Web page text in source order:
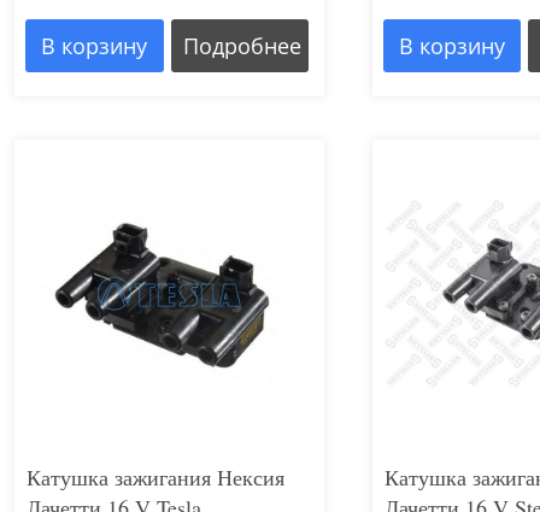
В корзину Подробнее В корзину
Катушка зажигания Нексия
Катушка